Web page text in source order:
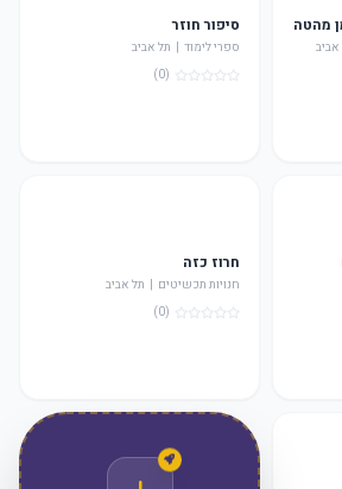
היום?
מהטה סיפור חוזר
ספרי לימוד | תל אביב
(0)
חרוז כזה
חנויות תכשיטים | תל אביב
(0)